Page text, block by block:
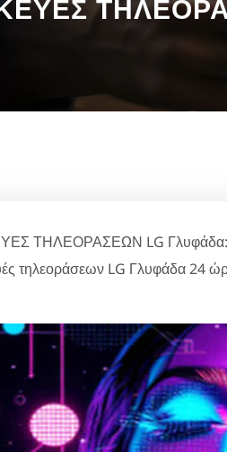
ΤΗΛΕΟΡΑΣΕΩΝ LG Γλυφάδα:
τηλεοράσεων LG Γλυφάδα 24